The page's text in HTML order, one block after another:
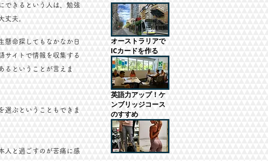
できるという人は、勉強
丈夫。
懸命探してもなかなか日
サイトで情報を収集する
るということが言えま
選ぶということもできま
人と過ごすのが苦痛に感
オーストラリアで
ICカードを作る
英語力アップ！ケ
ンブリッジコース
のすすめ